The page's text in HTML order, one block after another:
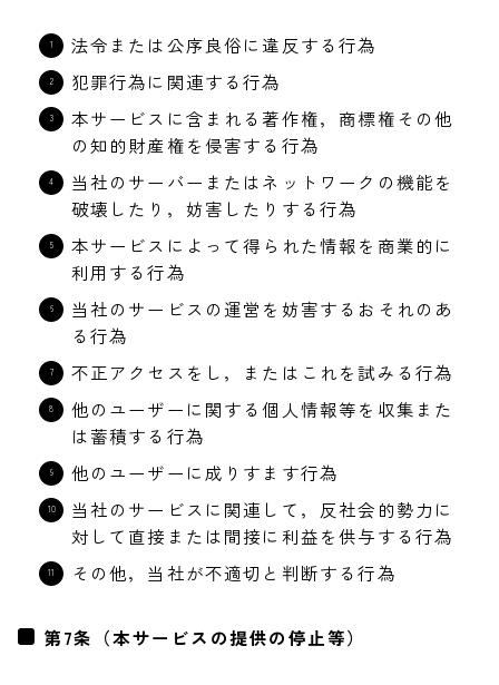
法令または公序良俗に違反する行為
犯罪行為に関連する行為
本サービスに含まれる著作権，商標権その他
の知的財産権を侵害する行為
当社のサーバーまたはネットワークの機能を
破壊したり，妨害したりする行為
本サービスによって得られた情報を商業的に
利用する行為
当社のサービスの運営を妨害するおそれのあ
る行為
不正アクセスをし，またはこれを試みる行為
他のユーザーに関する個人情報等を収集また
は蓄積する行為
他のユーザーに成りすます行為
当社のサービスに関連して，反社会的勢力に
対して直接または間接に利益を供与する行為
その他，当社が不適切と判断する行為
第7条（本サービスの提供の停止等）